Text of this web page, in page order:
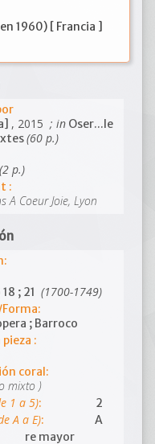
1960) [ Francia ]
, 2015 ; inOser...le
(60 p.)
(2 p.)
:
A Coeur Joie, Lyon
; 21 (1700-1749)
; Barroco
:
coral:
mixto )
1 a 5):
2
A a E):
A
re mayor